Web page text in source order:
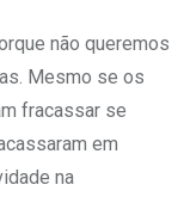
não queremos
Mesmo se os
fracassar se
em
na